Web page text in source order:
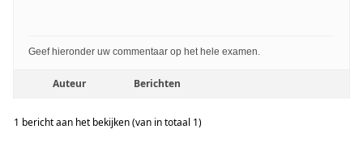
Geef hieronder uw commentaar op het hele examen.
Auteur Berichten
1 bericht aan het bekijken (van in totaal 1)